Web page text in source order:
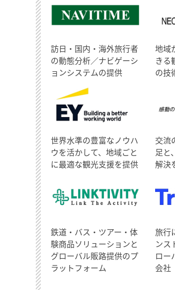
訪日・国内・海外旅行者
の動態分析／ナビゲーシ
ョンシステムの提供
地域
きる
の技
世界水準の豊富なノウハ
ウを活かして、地域ごと
に最適な観光支援を提供
交流
足と
解決
鉄道・バス・ツアー・体
験商品ソリューションと
グローバル販路提供のプ
ラットフォーム
旅行
ンス
ロー
会社